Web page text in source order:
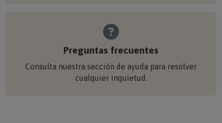
Preguntas frecuentes
Consulta nuestra sección de ayuda para resolver
cualquier inquietud.